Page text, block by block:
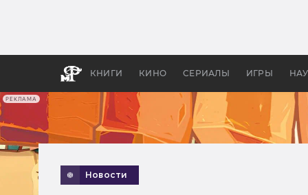
РЕКЛАМА
КНИГИ КИНО СЕРИАЛЫ ИГРЫ
Новости